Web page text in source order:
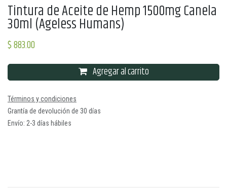
Tintura de Aceite de Hemp 1500mg Canela
30ml (Ageless Humans)
$883.00
Agregar al carrito
Términos y condiciones
Grantía de devolución de 30 días
Envío: 2-3 días hábiles